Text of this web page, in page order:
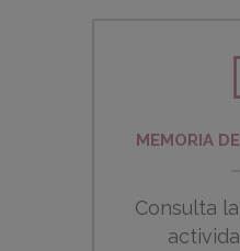
MEMORIA
Consulta